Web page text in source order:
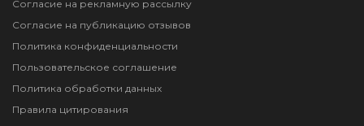
Согласие на рекламную рассылку
Согласие на публикацию отзывов
Политика конфиденциальности
Пользовательское соглашение
Политика обработки данных
Правила цитирования